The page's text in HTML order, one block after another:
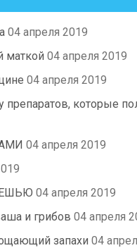
04 апреля 2019
маткой 04 апреля 2019
04 апреля 2019
препаратов, которые
04 апреля 2019
04 апреля 2019
и грибов 04 апреля
запахи 04